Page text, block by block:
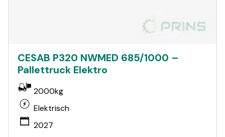
CESAB P320 NWMED 685/1000 –
Pallettruck Elektro
2000kg
Elektrisch
2027